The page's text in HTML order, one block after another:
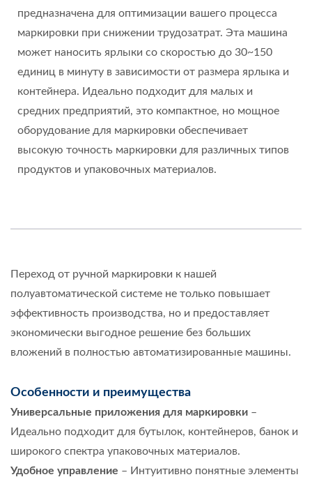
предназначена для оптимизации вашего процесса
маркировки при снижении трудозатрат. Эта машина
может наносить ярлыки со скоростью до 30~150
единиц в минуту в зависимости от размера ярлыка и
контейнера. Идеально подходит для малых и
средних предприятий, это компактное, но мощное
оборудование для маркировки обеспечивает
высокую точность маркировки для различных типов
продуктов и упаковочных материалов.
Переход от ручной маркировки к нашей
полуавтоматической системе не только повышает
эффективность производства, но и предоставляет
экономически выгодное решение без больших
вложений в полностью автоматизированные машины.
Особенности и преимущества
Универсальные приложения для маркировки –
Идеально подходит для бутылок, контейнеров, банок и
широкого спектра упаковочных материалов.
Удобное управление – Интуитивно понятные элементы